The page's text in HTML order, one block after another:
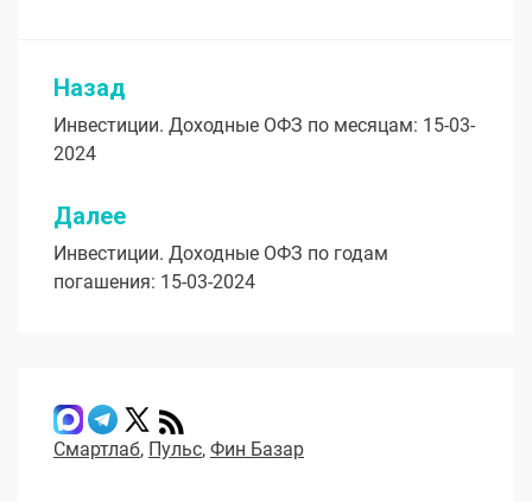
Навигация
по
записям
Назад
Инвестиции. Доходные ОФЗ по месяцам: 15-03-
2024
Далее
Инвестиции. Доходные ОФЗ по годам
погашения: 15-03-2024
Смартлаб, Пульс, Фин Базар